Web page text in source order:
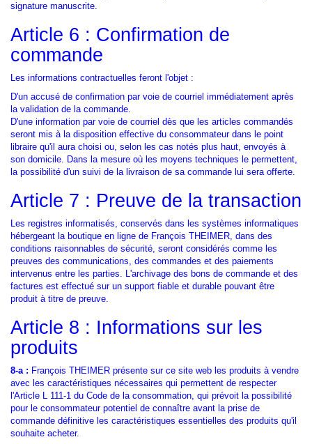
signature manuscrite.
Article 6 : Confirmation de
commande
Les informations contractuelles feront l'objet :
D'un accusé de confirmation par voie de courriel immédiatement après
la validation de la commande.
D'une information par voie de courriel dès que les articles commandés
seront mis à la disposition effective du consommateur dans le point
libraire qu'il aura choisi ou, selon les cas notés plus haut, envoyés à
son domicile. Dans la mesure où les moyens techniques le permettent,
la possibilité d'un suivi de la livraison de sa commande lui sera offerte.
Article 7 : Preuve de la transaction
Les registres informatisés, conservés dans les systèmes informatiques
hébergeant la boutique en ligne de François THEIMER, dans des
conditions raisonnables de sécurité, seront considérés comme les
preuves des communications, des commandes et des paiements
intervenus entre les parties. L'archivage des bons de commande et des
factures est effectué sur un support fiable et durable pouvant être
produit à titre de preuve.
Article 8 : Informations sur les
produits
8-a : François THEIMER présente sur ce site web les produits à vendre
avec les caractéristiques nécessaires qui permettent de respecter
l'Article L 111-1 du Code de la consommation, qui prévoit la possibilité
pour le consommateur potentiel de connaître avant la prise de
commande définitive les caractéristiques essentielles des produits qu'il
souhaite acheter.